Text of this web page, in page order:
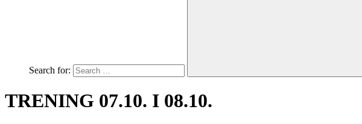
Search for:
TRENING 07.10. I 08.10.